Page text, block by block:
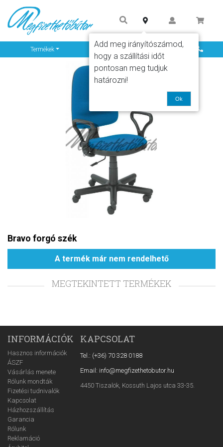
Termékek Info
Bravo forgó szék
A termék már nem rendelhető
MEGTEKINTETT TERMÉKEK
INFORMÁCIÓK
Hasznos információk
ÁSZF
Vásárlás menete
Rólunk mondták
Fizetési tudnivalók
Kapcsolat
Házhozszállítás
Garancia
Rólunk
Reklamáció
KAPCSOLAT
Tel.: (+36) 70 328 0188
Email: info@megfizethetobutor.hu
4450 Tiszalök, Kossuth Lajos utca 33-35.
Add meg irányítószámod,
hogy a szállítási időt
pontosan meg tudjuk
határozni!
Ok